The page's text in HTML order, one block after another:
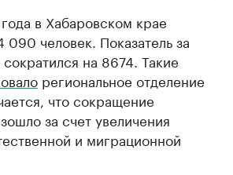
в Хабаровском крае
090 человек. Показатель за
на 8674. Такие
региональное отделение
что сокращение
за счет увеличения
и миграционной